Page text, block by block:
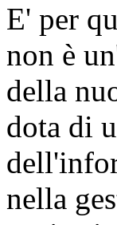
E' per
non è
della
dota di
nella